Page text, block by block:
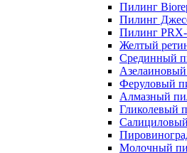
Пилинг
Пилинг
Пилинг
Желтый
Срединный
Феруловый
Алмазный
Гликолевый
Молочный